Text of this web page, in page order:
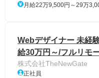
月給22万9,500円～29万
Webデザイナー 未経
給30万円～/フルリモ
株式会社TheNewGate
正社員